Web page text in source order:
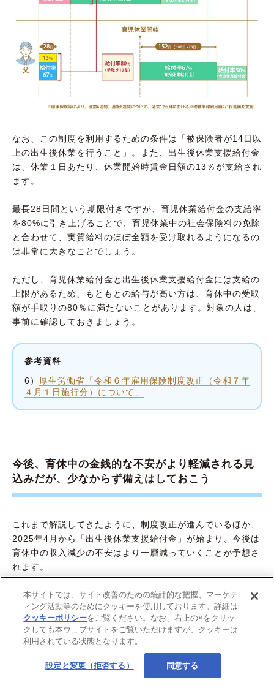
なお、この制度を利用するための条件は「被保険者が14日以
上の出生後休業を行うこと」。また、出生後休業支援給付金
は、休業１日あたり、休業開始時賃金日額の13％が支給され
ます。
最長28日間という期限付きですが、育児休業給付金の支給率
を80%に引き上げることで、育児休業中の社会保険料の免除
と合わせて、実質給料のほぼ全額を受け取れるようになるの
は非常に大きなことでしょう。
ただし、育児休業給付金と出生後休業支援給付金には支給の
上限があるため、もともとの給与が高い方は、育休中の受取
額が手取りの80％に満たないことがあります。対象の人は、
事前に確認しておきましょう。
参考資料
6） 厚生労働省「令和６年雇用保険制度改正（令和７年
４月１日施行分）について」
今後、育休中の金銭的な不安がより軽減される見
込みだが、少なからず備えはしておこう
これまで解説してきたように、制度改正が進んでいるほか、
2025年4月から「出生後休業支援給付金」が始まり、今後は
育休中の収入減少の不安はより一層減っていくことが予想さ
れます。
ただし、「出生後休業支援給付金」が適用されるのは一定期
間に限られますし、子どもが生まれると今までよりも出費が
かさむこともあるでしょう。
必要以上にお金の心配をせず、子育てに集中できるように、
育休期間のための備えは計画的にしましょう。
本サイトでは、サイト改善のための統計的な把握、マーケテ
ィング活動等のためにクッキーを使用しております。詳細は
クッキーポリシーをご覧ください。なお、右上の×をクリッ
クしても本ウェブサイトをご覧いただけますが、クッキーは
利用されている状態となります。
設定と変更（拒否する） 同意する